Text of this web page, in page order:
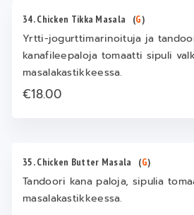
34. Chicken Tikka Masala (G)
Yrtti-jogurttimarinoituja ja
kanafileepaloja tomaatti sipuli
masalakastikkeessa.
€18.00
35. Chicken Butter Masala (G)
Tandoori kana paloja, sipulia
masalakastikkeessa.